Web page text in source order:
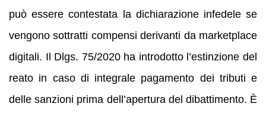
può essere contestata la dichiarazione infedele se
vengono sottratti compensi derivanti da marketplace
digitali. Il Dlgs. 75/2020 ha introdotto l’estinzione del
reato in caso di integrale pagamento dei tributi e
delle sanzioni prima dell’apertura del dibattimento. È